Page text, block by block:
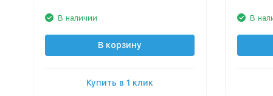
В наличии
В корзину
Купить в 1 клик
В